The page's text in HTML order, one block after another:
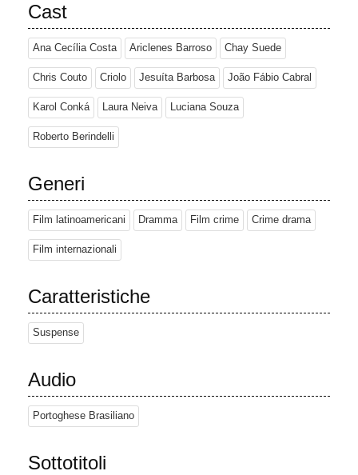
Cast
Ana Cecília Costa Ariclenes Barroso Chay Suede
Chris Couto Criolo Jesuíta Barbosa João Fábio Cabral
Karol Conká Laura Neiva Luciana Souza
Roberto Berindelli
Generi
Film latinoamericani Dramma Film crime Crime drama
Film internazionali
Caratteristiche
Suspense
Audio
Portoghese Brasiliano
Sottotitoli